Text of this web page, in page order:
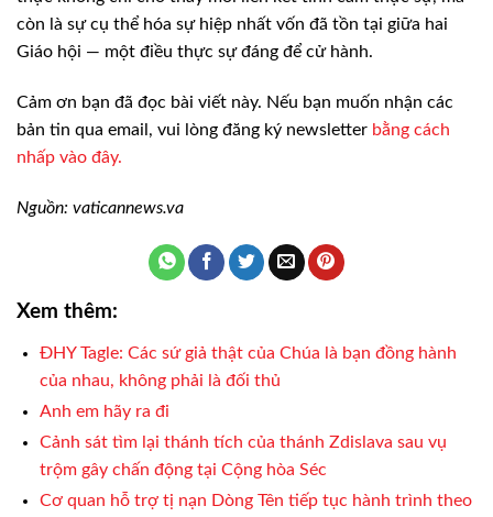
còn là sự cụ thể hóa sự hiệp nhất vốn đã tồn tại giữa hai
Giáo hội — một điều thực sự đáng để cử hành.
Cảm ơn bạn đã đọc bài viết này. Nếu bạn muốn nhận các
bản tin qua email, vui lòng đăng ký newsletter bằng cách
nhấp vào đây.
Nguồn: vaticannews.va
Xem thêm:
ĐHY Tagle: Các sứ giả thật của Chúa là bạn đồng hành
của nhau, không phải là đối thủ
Anh em hãy ra đi
Cảnh sát tìm lại thánh tích của thánh Zdislava sau vụ
trộm gây chấn động tại Cộng hòa Séc
Cơ quan hỗ trợ tị nạn Dòng Tên tiếp tục hành trình theo